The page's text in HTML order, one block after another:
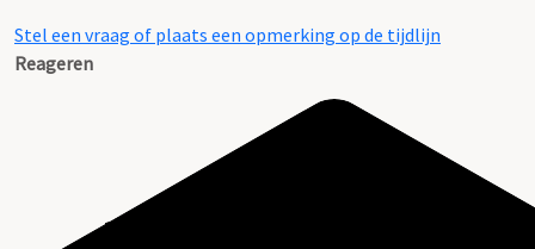
Stel een vraag of plaats een opmerking op de tijdlijn
Reageren